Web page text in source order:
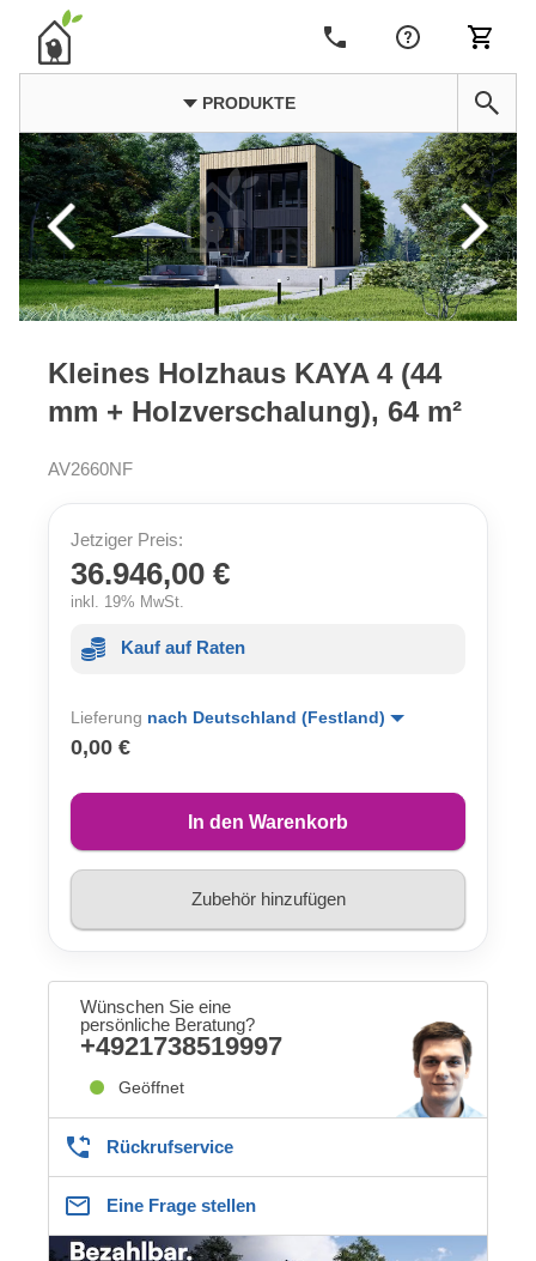
PRODUKTE
Kleines Holzhaus KAYA 4 (44
mm + Holzverschalung), 64 m²
AV2660NF
Jetziger Preis:
36.946,00 €
inkl. 19% MwSt.
Kauf auf Raten
Lieferung nach Deutschland (Festland)
0,00 €
In den Warenkorb
Zubehör hinzufügen
Wünschen Sie eine
persönliche Beratung?
+4921738519997
Geöffnet
Rückrufservice
Eine Frage stellen